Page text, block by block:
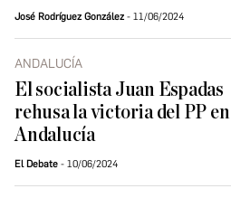
José Rodríguez González 11/06/2024
ANDALUCÍA
El socialista Juan Espadas
rehusa la victoria del PP en
Andalucía
El Debate 10/06/2024